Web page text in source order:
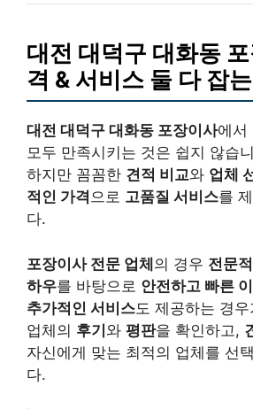
대전 대덕구 대화동
격 & 서비스 둘 다 잡
대전 대덕구 대화동 포장이사에서
모두 만족시키는 것은 쉽지 않습
하지만 꼼꼼한 견적 비교와 업체
적인 가격으로 고품질 서비스를
다.
포장이사 전문 업체의 경우 전문
하우를 바탕으로 안전하고 빠른
추가적인 서비스도 제공하는 경
업체의 후기와 평판을 확인하고,
자신에게 맞는 최적의 업체를 선
다.